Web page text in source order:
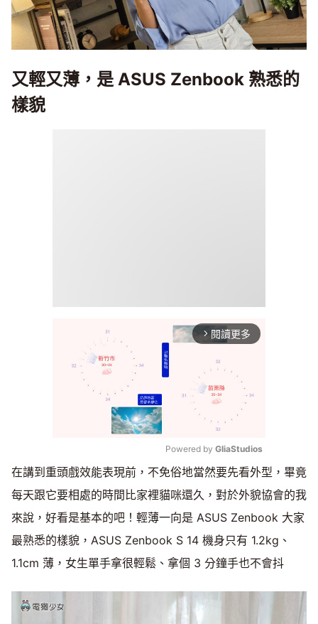
又輕又薄，是 ASUS Zenbook 熟悉的
樣貌
arrow_forward_ios 閱讀更多
Mute
Powered by GliaStudios
在講到重頭戲效能表現前，不免俗地當然要先看外型，畢竟
每天跟它要相處的時間比家裡貓咪還久，對於外貌協會的我
來說，好看是基本的吧！輕薄一向是 ASUS Zenbook 大家
最熟悉的樣貌，ASUS Zenbook S 14 機身只有 1.2kg、
1.1cm 薄，女生單手拿很輕鬆、拿個 3 分鐘手也不會抖